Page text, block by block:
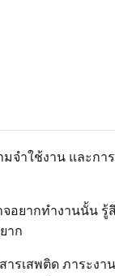
มจำใช้งาน และ
ยากทำงานนั้น รู้
าก
รเสพติด ภาระง